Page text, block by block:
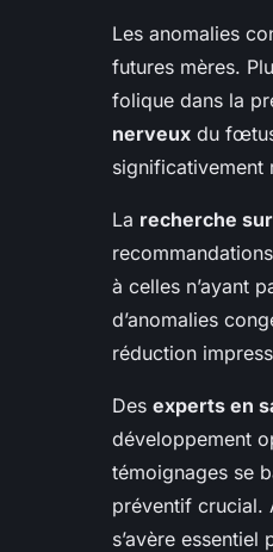
Les anomalies
futures mères.
folique dans la
nerveux du
significativement
La recherche
à celles n’ayant
d’anomalies
réduction
Des experts en
développement
témoignages se
préventif crucial.
s’avère